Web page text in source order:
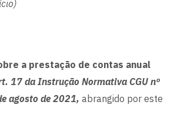
a prestação de contas anual
17 da Instrução Normativa CGU nº
agosto de 2021, abrangido por este